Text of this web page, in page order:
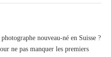
nouveau-né en Suisse ?
ne pas manquer les premiers